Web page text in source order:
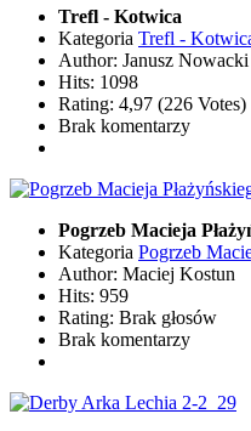
Trefl - Kotwica
Kategoria Trefl -
Author: Janusz Nowacki
Hits: 1098
Rating: 4,97 (226 Votes)
Brak komentarzy
Pogrzeb Macieja
Kategoria Pogrzeb
Author: Maciej Kostun
Hits: 959
Rating: Brak głosów
Brak komentarzy